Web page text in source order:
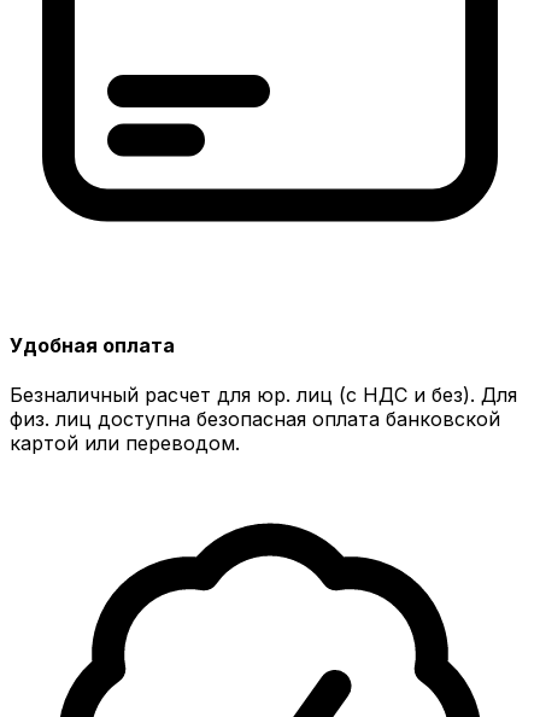
Удобная оплата
Безналичный расчет для юр. лиц (с НДС и без). Для
физ. лиц доступна безопасная оплата банковской
картой или переводом.